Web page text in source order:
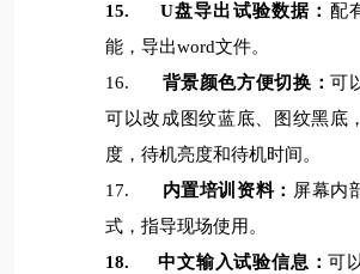
15.
U盘导出试验数据： 配
能，导出word文件。
16.
背景颜色方便切换：可
可以改成图纹蓝底、图纹黑底
度，待机亮度和待机时间。
17.
内置培训资料： 屏幕内
式，指导现场使用。
18.
中文输入试验信息：可